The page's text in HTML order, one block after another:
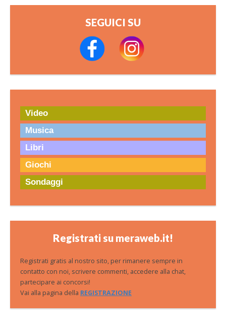
SEGUICI SU
Video
Musica
Libri
Giochi
Sondaggi
Registrati su meraweb.it!
Registrati gratis al nostro sito, per rimanere sempre in
contatto con noi, scrivere commenti, accedere alla chat,
partecipare ai concorsi!
Vai alla pagina della REGISTRAZIONE